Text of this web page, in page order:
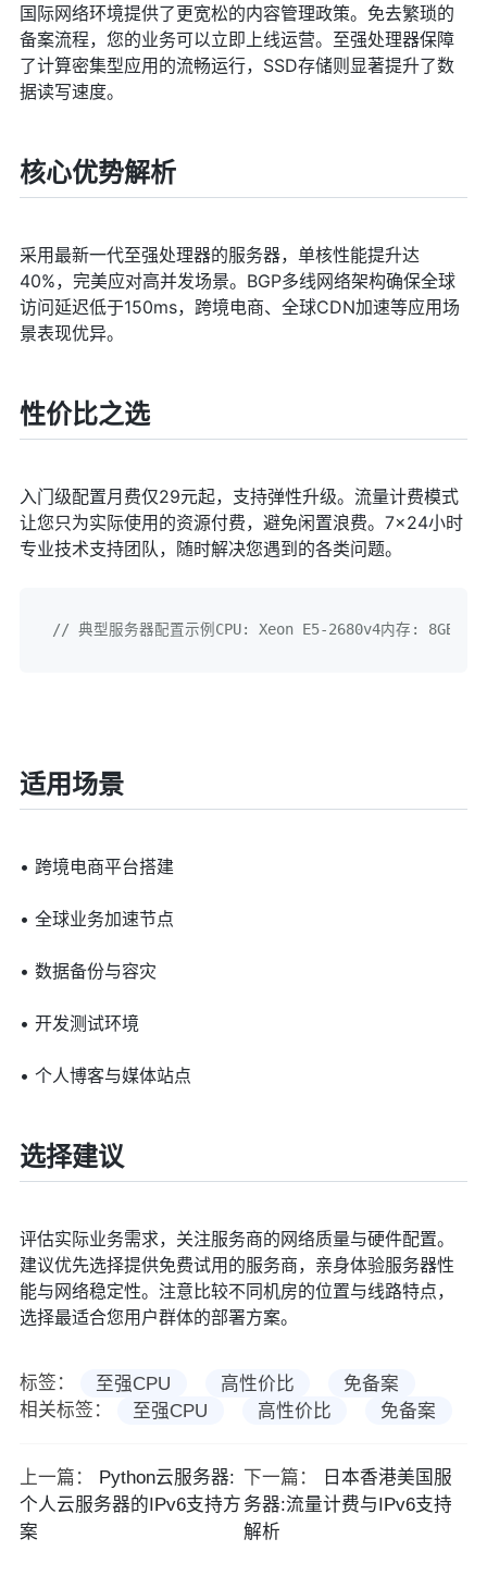
国际网络环境提供了更宽松的内容管理政策。免去繁琐的
备案流程，您的业务可以立即上线运营。至强处理器保障
了计算密集型应用的流畅运行，SSD存储则显著提升了数
据读写速度。
核心优势解析
采用最新一代至强处理器的服务器，单核性能提升达
40%，完美应对高并发场景。BGP多线网络架构确保全球
访问延迟低于150ms，跨境电商、全球CDN加速等应用场
景表现优异。
性价比之选
入门级配置月费仅29元起，支持弹性升级。流量计费模式
让您只为实际使用的资源付费，避免闲置浪费。7×24小时
专业技术支持团队，随时解决您遇到的各类问题。
// 典型服务器配置示例CPU: Xeon E5-2680v4内存: 8GB
适用场景
• 跨境电商平台搭建
• 全球业务加速节点
• 数据备份与容灾
• 开发测试环境
• 个人博客与媒体站点
选择建议
评估实际业务需求，关注服务商的网络质量与硬件配置。
建议优先选择提供免费试用的服务商，亲身体验服务器性
能与网络稳定性。注意比较不同机房的位置与线路特点，
选择最适合您用户群体的部署方案。
标签： 至强CPU 高性价比
免备案
相关标签：
至强CPU 高性价比 免备案
上一篇：
Python云服务器:
个人云服务器的IPv6支持方
案
下一篇：
日本香港美国服
务器:流量计费与IPv6支持
解析